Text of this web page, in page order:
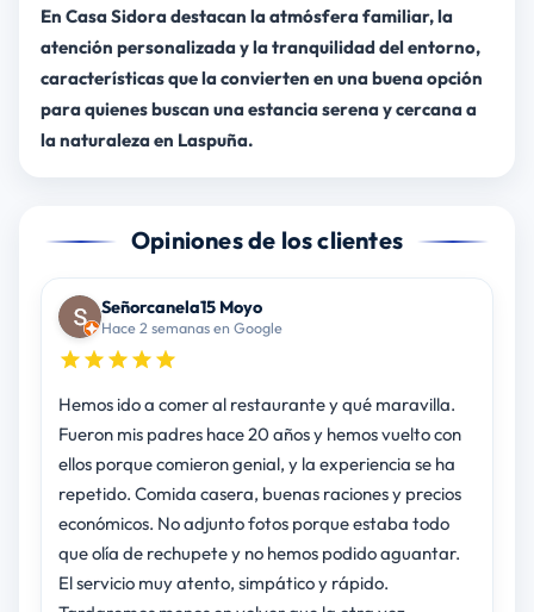
En Casa Sidora destacan la atmósfera familiar, la
atención personalizada y la tranquilidad del entorno,
características que la convierten en una buena opción
para quienes buscan una estancia serena y cercana a
la naturaleza en Laspuña.
Opiniones de los clientes
Señorcanela15 Moyo
Hace 2 semanas en Google
Hemos ido a comer al restaurante y qué maravilla.
Fueron mis padres hace 20 años y hemos vuelto con
ellos porque comieron genial, y la experiencia se ha
repetido. Comida casera, buenas raciones y precios
económicos. No adjunto fotos porque estaba todo
que olía de rechupete y no hemos podido aguantar.
El servicio muy atento, simpático y rápido.